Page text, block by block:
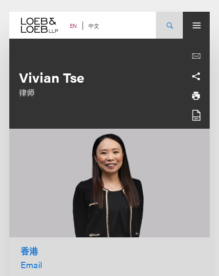
content EN 中文
Vivian Tse
律师
香港
Email